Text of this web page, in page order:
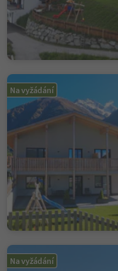
Na vyžádání
Na vyžádání